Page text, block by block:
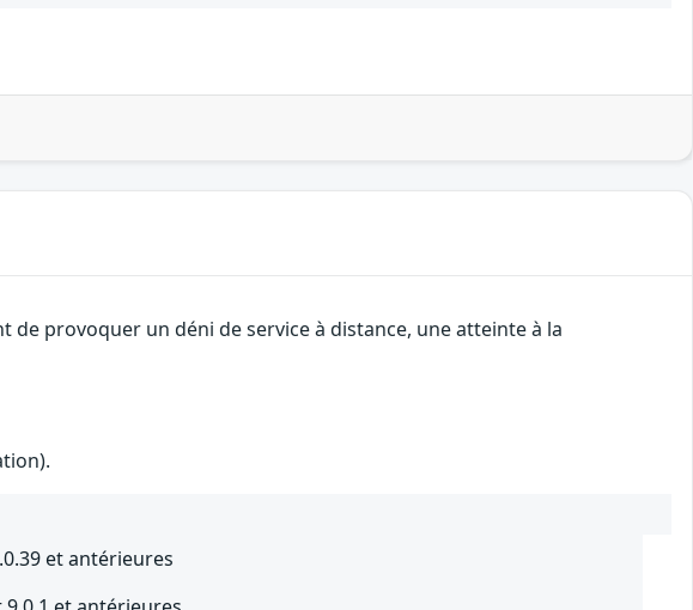
provoquer un déni de service à distance, une atteinte à la
et antérieures